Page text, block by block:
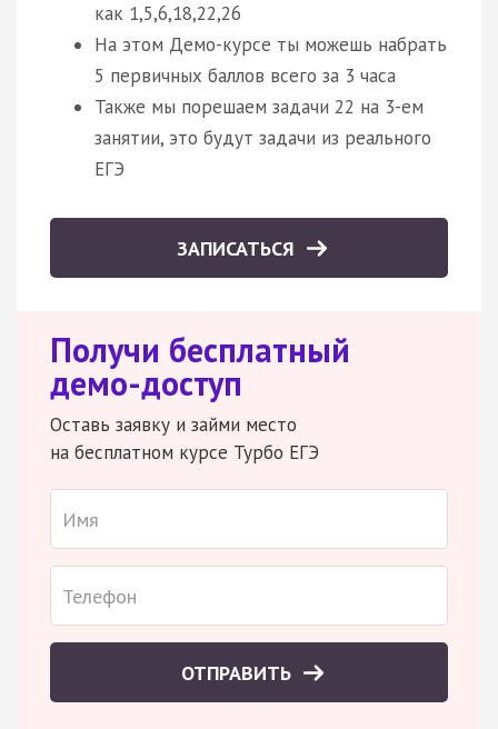
как 1,5,6,18,22,26
На этом Демо-курсе ты можешь набрать
5 первичных баллов всего за 3 часа
Также мы порешаем задачи 22 на 3-ем
занятии, это будут задачи из реального
ЕГЭ
ЗАПИСАТЬСЯ
Получи бесплатный
демо-доступ
Оставь заявку и займи место
на бесплатном курсе Турбо ЕГЭ
ОТПРАВИТЬ